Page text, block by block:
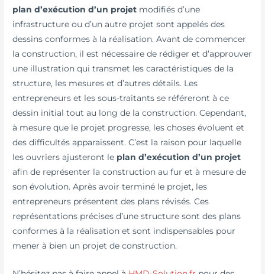
plan d’exécution d’un projet modifiés d’une
infrastructure ou d’un autre projet sont appelés des
dessins conformes à la réalisation. Avant de commencer
la construction, il est nécessaire de rédiger et d’approuver
une illustration qui transmet les caractéristiques de la
structure, les mesures et d’autres détails. Les
entrepreneurs et les sous-traitants se référeront à ce
dessin initial tout au long de la construction. Cependant,
à mesure que le projet progresse, les choses évoluent et
des difficultés apparaissent. C’est la raison pour laquelle
les ouvriers ajusteront le plan d’exécution d’un projet
afin de représenter la construction au fur et à mesure de
son évolution. Après avoir terminé le projet, les
entrepreneurs présentent des plans révisés. Ces
représentations précises d’une structure sont des plans
conformes à la réalisation et sont indispensables pour
mener à bien un projet de construction.